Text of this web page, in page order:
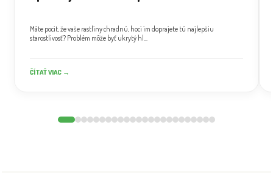
Máte pocit, že vaše rastliny chradnú, hoci im doprajete tú najlepšiu
starostlivosť? Problém môže byť ukrytý hl...
ČÍTAŤ VIAC →